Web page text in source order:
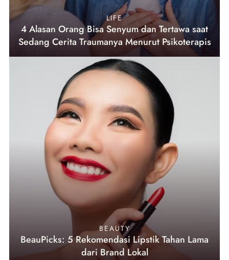
LIFE
4 Alasan Orang Bisa Senyum dan Tertawa saat
Sedang Cerita Traumanya Menurut Psikoterapis
BEAUTY
BeauPicks: 5 Rekomendasi Lipstik Tahan Lama
dari Brand Lokal